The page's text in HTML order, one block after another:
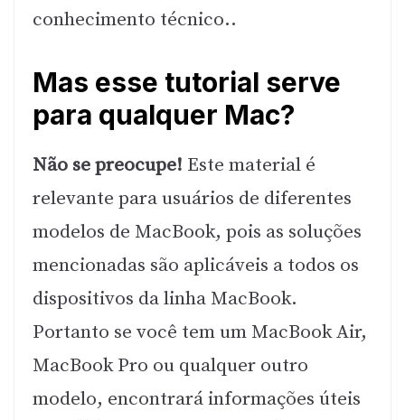
conhecimento técnico..
Mas esse tutorial serve
para qualquer Mac?
Não se preocupe! Este material é
relevante para usuários de diferentes
modelos de MacBook, pois as soluções
mencionadas são aplicáveis a todos os
dispositivos da linha MacBook.
Portanto se você tem um MacBook Air,
MacBook Pro ou qualquer outro
modelo, encontrará informações úteis